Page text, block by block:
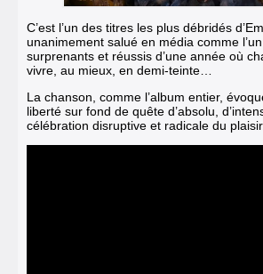
C’est l’un des titres les plus débridés
unanimement salué en média comme
surprenants et réussis d’une année où
vivre, au mieux, en demi-teinte…
La chanson, comme l’album entier,
liberté sur fond de quête d’absolu,
célébration disruptive et radicale du